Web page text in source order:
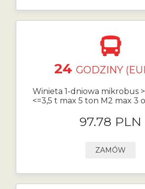
24 GODZINY
Winieta 1-dniowa mikrobus
<=3,5 t max 5 ton M2 max 3
97.78 PLN
ZAMÓW